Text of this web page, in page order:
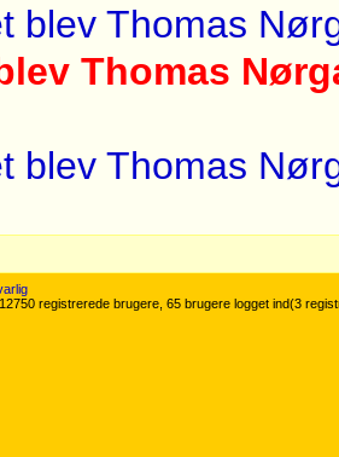
blev Thomas
Thomas
blev Thomas
registrerede brugere, 65 brugere logget ind(3